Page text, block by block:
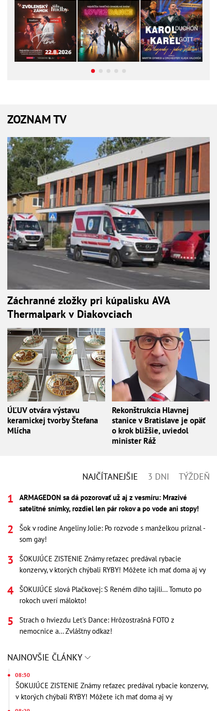
ZOZNAM TV
Záchranné zložky pri kúpalisku AVA
Thermalpark v Diakovciach
ÚĽUV otvára výstavu
keramickej tvorby Štefana
Mlícha
Rekonštrukcia Hlavnej
stanice v Bratislave je opäť
o krok bližšie, uviedol
minister Ráž
NAJČÍTANEJŠIE 3 DNI TÝŽDEŇ
ARMAGEDON sa dá pozorovať už aj z vesmíru: Mrazivé
satelitné snímky, rozdiel len pár rokov a po vode ani stopy!
Šok v rodine Angeliny Jolie: Po rozvode s manželkou priznal -
som gay!
ŠOKUJÚCE ZISTENIE Známy reťazec predával rybacie
konzervy, v ktorých chýbali RYBY! Môžete ich mať doma aj vy
ŠOKUJÚCE slová Plačkovej: S Reném dlho tajili... Tomuto po
rokoch uverí málokto!
Strach o hviezdu Let's Dance: Hrôzostrašná FOTO z
nemocnice a... Zvláštny odkaz!
NAJNOVŠIE ČLÁNKY
08:30
ŠOKUJÚCE ZISTENIE Známy reťazec predával rybacie konzervy,
v ktorých chýbali RYBY! Môžete ich mať doma aj vy